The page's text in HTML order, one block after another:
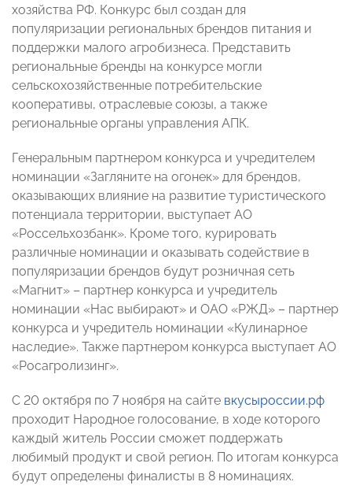
хозяйства РФ. Конкурс был создан для
популяризации региональных брендов питания и
поддержки малого агробизнеса. Представить
региональные бренды на конкурсе могли
сельскохозяйственные потребительские
кооперативы, отраслевые союзы, а также
региональные органы управления АПК.
Генеральным партнером конкурса и учредителем
номинации «Загляните на огонек» для брендов,
оказывающих влияние на развитие туристического
потенциала территории, выступает АО
«Россельхозбанк». Кроме того, курировать
различные номинации и оказывать содействие в
популяризации брендов будут розничная сеть
«Магнит» – партнер конкурса и учредитель
номинации «Нас выбирают» и ОАО «РЖД» – партнер
конкурса и учредитель номинации «Кулинарное
наследие». Также партнером конкурса выступает АО
«Росагролизинг».
С 20 октября по 7 ноября на сайте вкусыроссии.рф
проходит Народное голосование, в ходе которого
каждый житель России сможет поддержать
любимый продукт и свой регион. По итогам конкурса
будут определены финалисты в 8 номинациях.